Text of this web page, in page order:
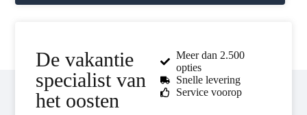
De vakantie
specialist van
het oosten
Meer dan 2.500
opties
Snelle levering
Service voorop